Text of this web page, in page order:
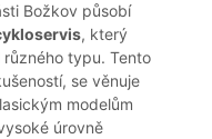
Božkov působí
, který
typu. Tento
se věnuje
modelům
úrovně